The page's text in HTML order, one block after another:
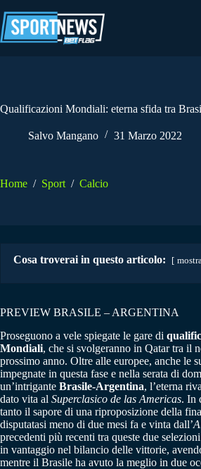
al
contenuto
Qualificazioni Mondiali: eterna sfida tra
Salvo Mangano 31 Marzo 2022
Home / Sport / Calcio
Cosa troverai in questo articolo:
PREVIEW BRASILE – ARGENTINA
Proseguono a vele spiegate le gare di
Mondiali, che si svolgeranno in Qatar tra il
prossimo anno. Oltre alle europee, anche le
impegnate in questa fase e nella serata di
un’intrigante Brasile-Argentina, l’eterna
dato vita al Superclasico de las Americas. In
tanto il sapore di una riproposizione della
disputatasi meno di due mesi fa e vinta dall’
precedenti più recenti tra queste due
in vantaggio nel bilancio delle vittorie,
mentre il Brasile ha avuto la meglio in due